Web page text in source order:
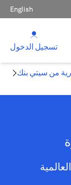
English
تسجيل الدخول
من سيتي بنك